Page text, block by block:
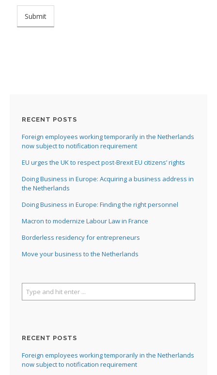
RECENT POSTS
Foreign employees working temporarily in the Netherlands
now subject to notification requirement
EU urges the UK to respect post-Brexit EU citizens’ rights
Doing Business in Europe: Acquiring a business address in
the Netherlands
Doing Business in Europe: Finding the right personnel
Macron to modernize Labour Law in France
Borderless residency for entrepreneurs
Move your business to the Netherlands
RECENT POSTS
Foreign employees working temporarily in the Netherlands
now subject to notification requirement